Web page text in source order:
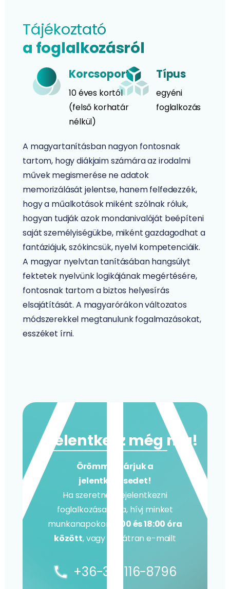
Tájékoztató
a foglalkozásról
Korcsoport
10 éves kortól
(felső korhatár
nélkül)
Típus
egyéni
foglalkozás
A magyartanításban nagyon fontosnak
tartom, hogy diákjaim számára az irodalmi
művek megismerése ne adatok
memorizálását jelentse, hanem felfedezzék,
hogy a műalkotások miként szólnak róluk,
hogyan tudják azok mondanivalóját beépíteni
saját személyiségükbe, miként gazdagodhat a
fantáziájuk, szókincsük, nyelvi kompetenciáik.
A magyar nyelvtan tanításában hangsúlyt
fektetek nyelvünk logikájának megértésére,
fontosnak tartom a biztos helyesírás
elsajátítását. A magyarórákon változatos
módszerekkel megtanulunk fogalmazásokat,
esszéket írni.
Jelentkezz még ma!
Örömmel várjuk a
jelentkezésedet!
Ha szeretnél bejelentkezni
foglalkozásainkra, hívj minket
munkanapokon
9:00 és 18:00 óra
között, vagy írj bátran e-mailt
+36-30-116-8796